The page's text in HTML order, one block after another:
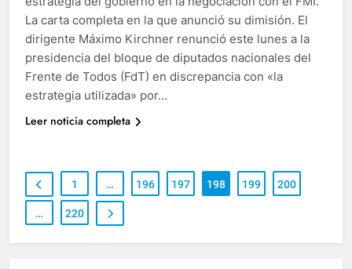
La carta completa en la que anunció su dimisión. El
dirigente Máximo Kirchner renunció este lunes a la
presidencia del bloque de diputados nacionales del
Frente de Todos (FdT) en discrepancia con «la
estrategia utilizada» por…
Leer noticia completa
1 … 196 197 198 199 200
… 220